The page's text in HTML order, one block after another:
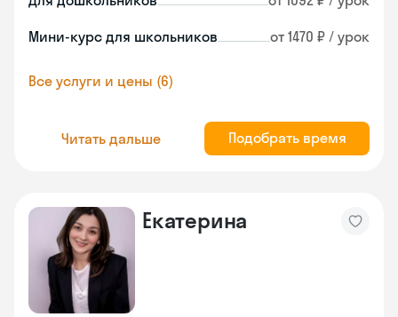
Мини-курс для школьников от 1470 ₽ / урок
Все услуги и цены (6)
Читать дальше Подобрать время
Екатерина